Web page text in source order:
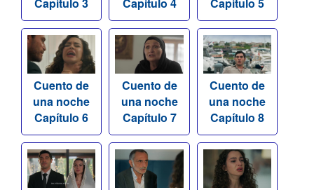
Cuento de
una noche
Capítulo 6
Cuento de
una noche
Capítulo 7
Cuento de
una noche
Capítulo 8